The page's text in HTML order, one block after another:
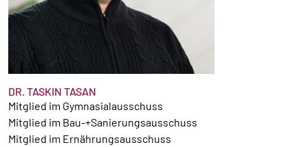
DR. TASKIN TASAN
Mitglied im Gymnasialausschuss
Mitglied im Bau-+Sanierungsausschuss
Mitglied im Ernährungsausschuss